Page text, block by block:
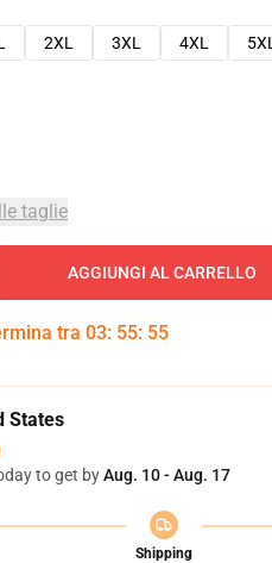
2XL 3XL 4XL
5XL
taglie
AGGIUNGI AL CARRELLO
tra 03: 55: 54
States
to get byAug. 10 - Aug. 17
Shipping